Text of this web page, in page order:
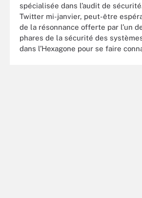
spécialisée dans l’audit de
Twitter mi-janvier, peut-être
de la résonnance offerte par l’un
phares de la sécurité des
dans l’Hexagone pour se faire